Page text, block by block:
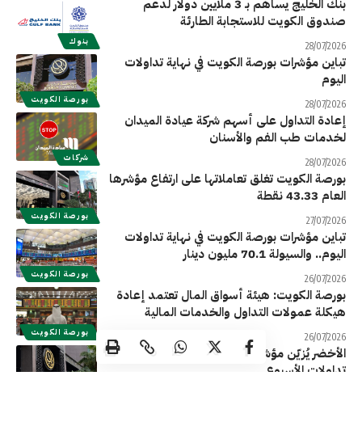
بنوك
بنك الخليج يساهم بـ 3 ملايين دولار لدعم
صندوق الكويت للاستجابة الطارئة
28/07/2026
بورصة الكويت
تباين مؤشرات بورصة الكويت في نهاية تداولات
اليوم
28/07/2026
شركات
إعادة التداول على أسهم شركة عيادة الميدان
لخدمات طب الفم والأسنان
28/07/2026
بورصة الكويت
بورصة الكويت تغلق تعاملاتها على ارتفاع مؤشرها
العام 43.33 نقطة
27/07/2026
بورصة الكويت
تباين مؤشرات بورصة الكويت في نهاية تداولات
اليوم.. والسيولة 70.1 مليون دينار
26/07/2026
بورصة الكويت
بورصة الكويت: هيئة أسواق المال تعتمد إعادة
هيكلة عمولات التداول والخدمات المالية
26/07/2026
الأخضر يُزيّن مؤشرات بورصة الكويت في نهاية
تداولات الأسبوع